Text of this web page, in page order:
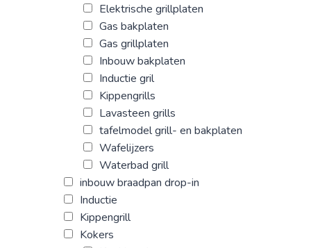
Elektrische grillplaten
Gas bakplaten
Gas grillplaten
Inbouw bakplaten
Inductie gril
Kippengrills
Lavasteen grills
tafelmodel grill- en bakplaten
Wafelijzers
Waterbad grill
inbouw braadpan drop-in
Inductie
Kippengrill
Kokers